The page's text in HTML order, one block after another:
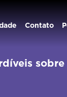
Contato